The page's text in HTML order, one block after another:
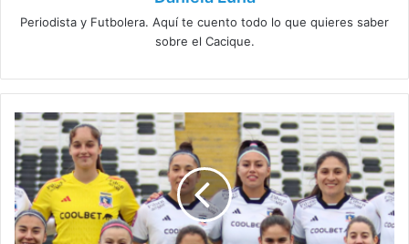
Periodista y Futbolera. Aquí te cuento todo lo que quieres saber
sobre el Cacique.
Colo
Colo
Fem
vs
Palestino
en
el